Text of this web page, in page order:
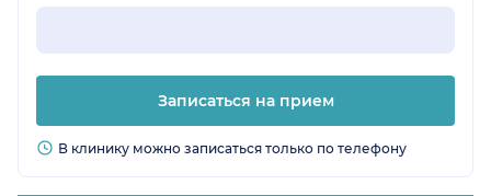
Записаться на прием
В клинику можно записаться только по телефону